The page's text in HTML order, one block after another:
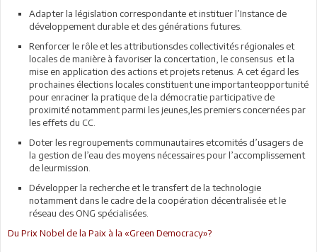
Adapter la législation correspondante et instituer l’Instance de
développement durable et des générations futures.
Renforcer le rôle et les attributionsdes collectivités régionales et
locales de manière à favoriser la concertation, le consensus et la
mise en application des actions et projets retenus. A cet égard les
prochaines élections locales constituent une importanteopportunité
pour enraciner la pratique de la démocratie participative de
proximité notamment parmi les jeunes,les premiers concernées par
les effets du CC.
Doter les regroupements communautaires etcomités d’usagers de
la gestion de l’eau des moyens nécessaires pour l’accomplissement
de leurmission.
Développer la recherche et le transfert de la technologie
notamment dans le cadre de la coopération décentralisée et le
réseau des ONG spécialisées.
Du Prix Nobel de la Paix à la «Green Democracy»?